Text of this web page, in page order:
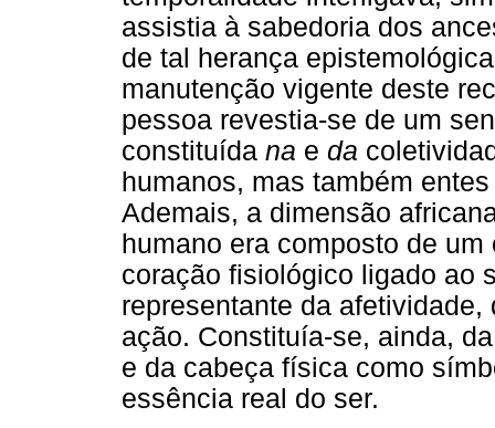
assistia à sabedoria dos
de tal herança
manutenção vigente deste
pessoa revestia-se de um
constituída na e da
humanos, mas também
Ademais, a dimensão
humano era composto de
coração fisiológico ligado ao
representante da
ação. Constituía-se, ainda,
e da cabeça física como
essência real do ser.